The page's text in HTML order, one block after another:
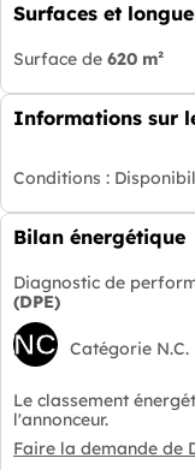
Surfaces et
Surface de 620 m²
Informations sur
Conditions :
Bilan énergétique
Diagnostic de
(DPE)
NC Catégorie N.C.
Le classement
l'annonceur.
Faire la demande de